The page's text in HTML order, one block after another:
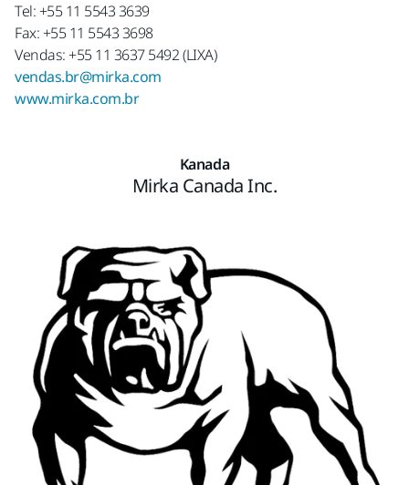
Tel: +55 11 5543 3639
Fax: +55 11 5543 3698
Vendas: +55 11 3637 5492 (LIXA)
vendas.br@mirka.com
www.mirka.com.br
Kanada
Mirka Canada Inc.